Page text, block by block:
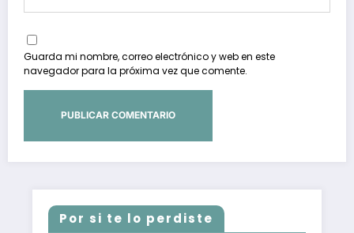
Guarda mi nombre, correo electrónico y web en este
navegador para la próxima vez que comente.
Por si te lo perdiste